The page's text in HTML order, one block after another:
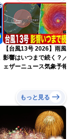
【台風13号 2026】雨風
影響はいつまで続く？／
ェザーニュース気象予報
もっと見る